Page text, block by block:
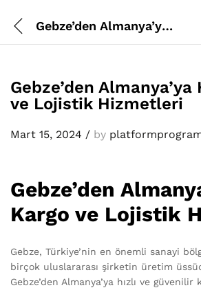
Gebze’den Almanya’ya Hızlı Kargo ve Lojistik Hizmetleri
Gebze’den Almanya’ya
ve Lojistik Hizmetleri
Mart 15, 2024 / by
Gebze’den
Kargo ve Lojistik
Gebze, Türkiye’nin en önemli sanayi
birçok uluslararası şirketin üretim
Gebze’den Almanya’ya hızlı ve